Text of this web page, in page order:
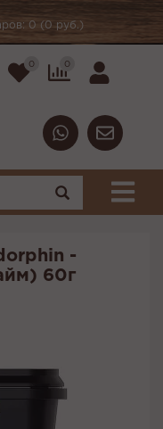
0 (0 руб.)
0 0
-
60г